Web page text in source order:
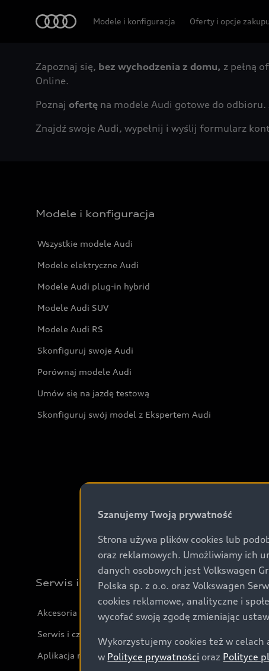
Modele i konfiguracja Oferty i opcje zakupu
Zapoznaj się, bez wychodzenia z domu, z pełną
Online.
Poznaj ofertę na modele Audi gotowe do odbioru.
Znajdź swoje Audi, wypełnij i wyślij formularz
Modele i konfiguracja
Wszystkie modele Audi
Modele elektryczne Audi
Modele Audi plug-in hybrid
Modele Audi SUV
Modele Audi RS
Skonfiguruj swoje Audi
Porównaj modele Audi
Umów się na jazdę testową
Skonfiguruj swój model z Ekspertem Audi
Serwis i akcesoria
Akcesoria
Serwis i części
Aplikacja myAudi i usługi cyfrowe
Szanujemy Twoją prywatność
Strona używa plików cookies lub
oraz reklamowych. Umożliwiamy ich
danych osobowych jest Volkswagen
Polska sp. z o.o. oraz Volkswagen
cookies reklamowe, analityczne i
wycofać swoją zgodę zmieniając
Wykorzystujemy cookies też w
w Polityce prywatności oraz Polityce